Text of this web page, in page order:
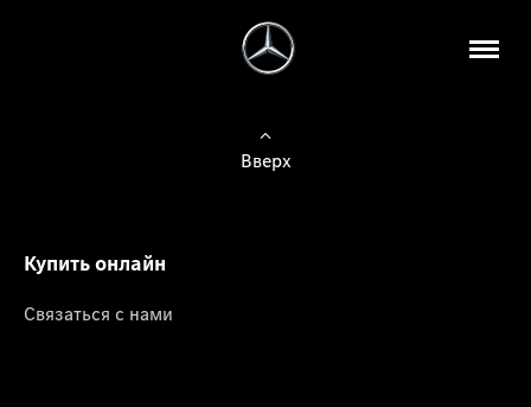
Вверх
Купить онлайн
Связаться с нами